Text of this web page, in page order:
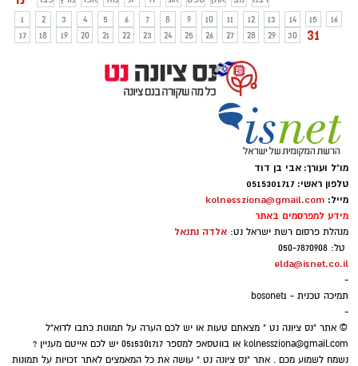
בנית ממ"דים פרטיים בבתי התושבים.
השירות כרוך בתשלום, אך אטרקטיבי
בהשוואה למחירים המקובלים בשוק ומבוסס
על אנשי מקצוע מורשים בלבד. כמו כן פועלת
החברה אל מול הבנקים הפועלים בנס ציונה
על מנת להשיג לתושבים המעוניינים בהלוואות
לצורך מימון הפרויקט, תנאי מימון נוחים
1
2 3 4 5 6 7 8 9 10 11 12 13 14 15
16
17
18 19 20 21 22 23 24 25 26 27 28 29 30 31
מו"ל ועורך: אבי בן דוד
טלפון ראשי: 0515301717
מייל: kolnessziona@gmail.com
מידע למפרסמים באתר
מנהלת פרסום רשת ישראל נט: אלדה נתנאל
טל: 050-7870908
elda@isnet.co.il
-
תמיכה טכנית - bosonet1
-
© אתר "נס ציונה נט " מצאתם טעות או יש לכם הערה על תמונות כתבו לדוא"ל
kolnessziona@gmail.com
או בווטסאפ למספר 0515301717 יש לכם אייטם מעניין ?
נשמח לשמוע מכם . אתר "נס ציונה נט " עושה את כל המאמצים לאתר זכויות על תמונות